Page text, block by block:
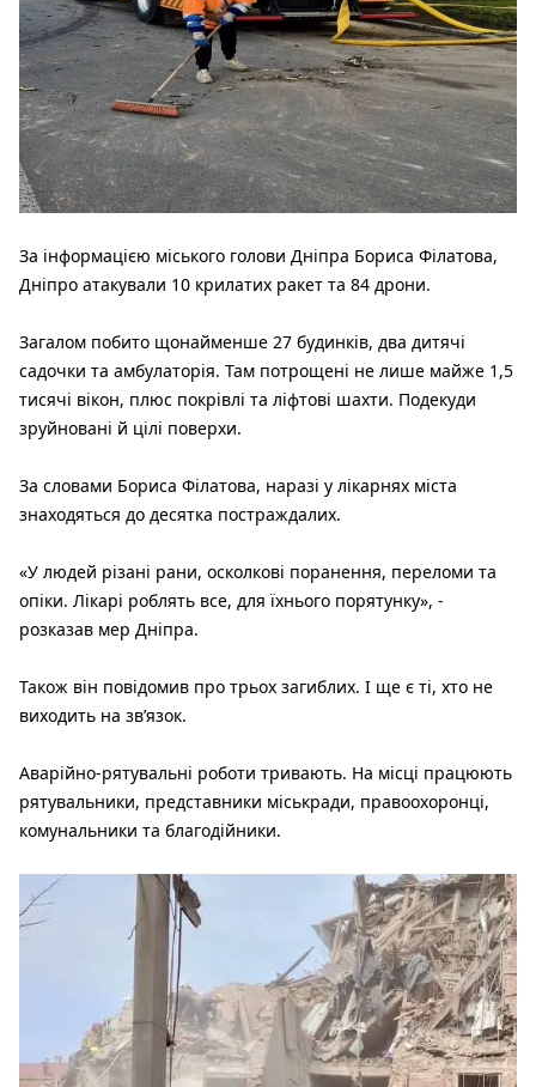
За інформацією міського голови Дніпра Бориса Філатова,
Дніпро атакували 10 крилатих ракет та 84 дрони.
Загалом побито щонайменше 27 будинків, два дитячі
садочки та амбулаторія. Там потрощені не лише майже 1,5
тисячі вікон, плюс покрівлі та ліфтові шахти. Подекуди
зруйновані й цілі поверхи.
За словами Бориса Філатова, наразі у лікарнях міста
знаходяться до десятка постраждалих.
«У людей різані рани, осколкові поранення, переломи та
опіки. Лікарі роблять все, для їхнього порятунку», -
розказав мер Дніпра.
Також він повідомив про трьох загиблих. І ще є ті, хто не
виходить на зв’язок.
Аварійно-рятувальні роботи тривають. На місці працюють
рятувальники, представники міськради, правоохоронці,
комунальники та благодійники.